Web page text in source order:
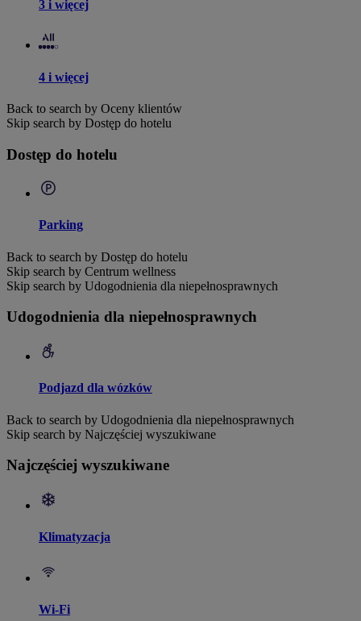
3 i więcej
4 i więcej
Back to search by Oceny klientów
Skip search by Dostęp do hotelu
Dostęp do hotelu
Parking
Back to search by Dostęp do hotelu
Skip search by Centrum wellness
Skip search by Udogodnienia dla niepełnosprawnych
Udogodnienia dla niepełnosprawnych
Podjazd dla wózków
Back to search by Udogodnienia dla niepełnosprawnych
Skip search by Najczęściej wyszukiwane
Najczęściej wyszukiwane
Klimatyzacja
Wi-Fi